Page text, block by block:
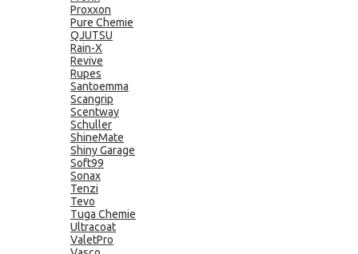
Proxxon
Pure Chemie
QJUTSU
Rain-X
Revive
Rupes
Santoemma
Scangrip
Scentway
Schuller
ShineMate
Shiny Garage
Soft99
Sonax
Tenzi
Tevo
Tuga Chemie
Ultracoat
ValetPro